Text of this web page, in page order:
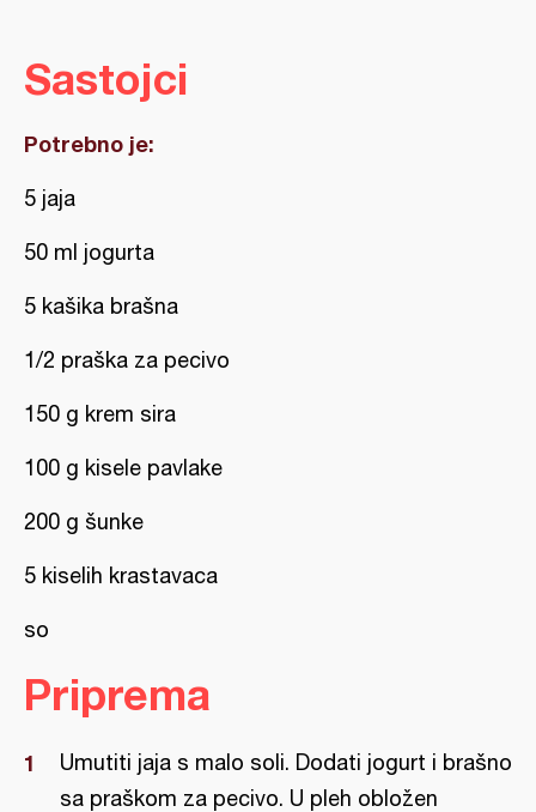
Sastojci
Potrebno je:
5 jaja
50 ml jogurta
5 kašika brašna
1/2 praška za pecivo
150 g krem sira
100 g kisele pavlake
200 g šunke
5 kiselih krastavaca
so
Priprema
Umutiti jaja s malo soli. Dodati jogurt i brašno
sa praškom za pecivo. U pleh obložen